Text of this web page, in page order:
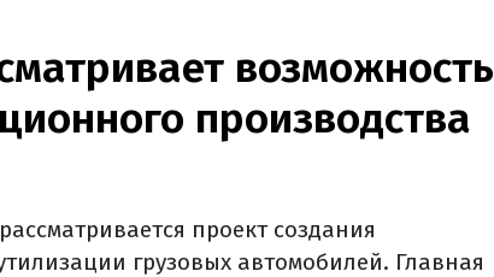
возможность
производства
проект создания
грузовых автомобилей. Главная